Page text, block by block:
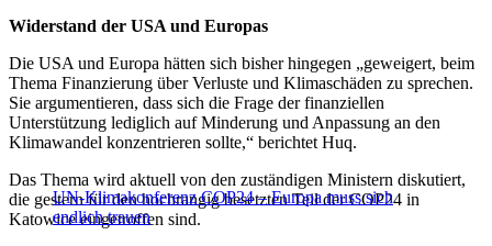
Widerstand der USA und Europas
Die USA und Europa hätten sich bisher hingegen „geweigert, beim
Thema Finanzierung über Verluste und Klimaschäden zu sprechen.
Sie argumentieren, dass sich die Frage der finanziellen
Unterstützung lediglich auf Minderung und Anpassung an den
Klimawandel konzentrieren sollte,“ berichtet Huq.
UN-Klimakonferenz COP24 – Europa muss sich
endlich trauen
Das Thema wird aktuell von den zuständigen Ministern diskutiert,
die gestern für den hochrangig besetzten Teil der COP24 in
Katowice eingetroffen sind.